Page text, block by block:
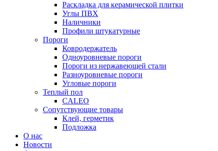
Раскладка для керамической плитки
Углы ПВХ
Наличники
Профили штукатурные
Пороги
Ковродержатель
Одноуровневые пороги
Пороги из нержавеющей стали
Разноуровневые пороги
Угловые пороги
Теплый пол
CALEO
Сопутствующие товары
Клей, герметик
Подложка
О нас
Новости